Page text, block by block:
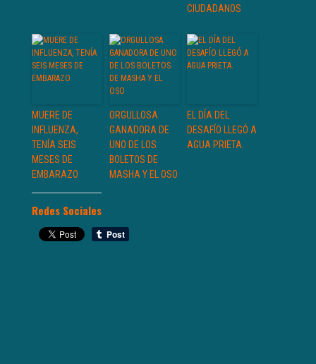
CIUDADANOS
MUERE DE
INFLUENZA,
TENÍA SEIS
MESES DE
EMBARAZO
ORGULLOSA
GANADORA DE
UNO DE LOS
BOLETOS DE
MASHA Y EL OSO
EL DÍA DEL
DESAFÍO LLEGÓ A
AGUA PRIETA.
Redes Sociales